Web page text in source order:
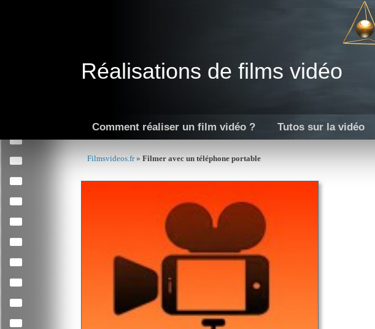
Réalisations de films vidéo
Comment réaliser un film vidéo ? Tutos sur la vidéo
Filmsvideos.fr» Filmer avec un téléphone portable